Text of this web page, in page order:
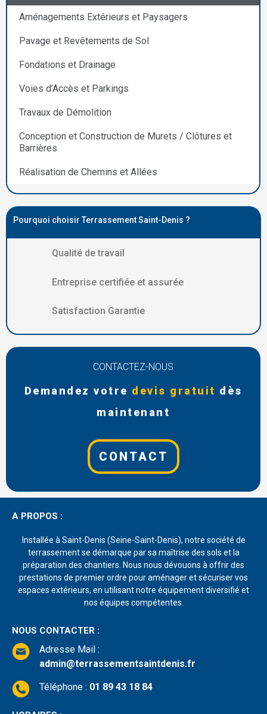
Aménagements Extérieurs et Paysagers
Pavage et Revêtements de Sol
Fondations et Drainage
Voies d’Accès et Parkings
Travaux de Démolition
Conception et Construction de Murets / Clôtures et
Barrières
Réalisation de Chemins et Allées
Pourquoi choisir Terrassement Saint-Denis ?
Qualité de travail
Entreprise certifiée et assurée
Satisfaction Garantie
CONTACTEZ-NOUS
Demandez votre devis gratuit dès
maintenant
CONTACT
A PROPOS :
Installée à Saint-Denis (Seine-Saint-Denis), notre société de
terrassement se démarque par sa maîtrise des sols et la
préparation des chantiers. Nous nous dévouons à offrir des
prestations de premier ordre pour aménager et sécuriser vos
espaces extérieurs, en utilisant notre équipement diversifié et
nos équipes compétentes.
NOUS CONTACTER :
Adresse Mail :
admin@terrassementsaintdenis.fr
Téléphone : 01 89 43 18 84